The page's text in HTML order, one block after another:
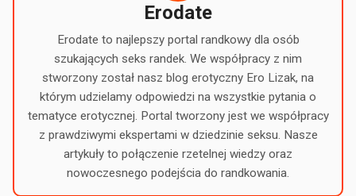
Erodate
Erodate to najlepszy portal randkowy dla osób
szukających seks randek. We współpracy z nim
stworzony został nasz blog erotyczny Ero Lizak, na
którym udzielamy odpowiedzi na wszystkie pytania o
tematyce erotycznej. Portal tworzony jest we współpracy
z prawdziwymi ekspertami w dziedzinie seksu. Nasze
artykuły to połączenie rzetelnej wiedzy oraz
nowoczesnego podejścia do randkowania.